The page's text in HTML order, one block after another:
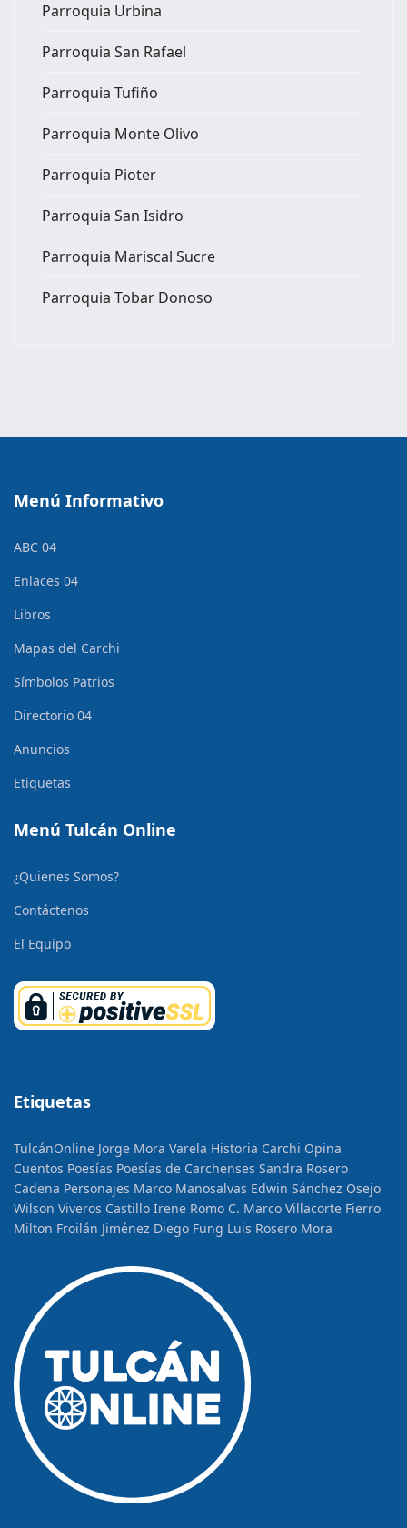
Parroquia Urbina
Parroquia San Rafael
Parroquia Tufiño
Parroquia Monte Olivo
Parroquia Pioter
Parroquia San Isidro
Parroquia Mariscal Sucre
Parroquia Tobar Donoso
Menú Informativo
ABC 04
Enlaces 04
Libros
Mapas del Carchi
Símbolos Patrios
Directorio 04
Anuncios
Etiquetas
Menú Tulcán Online
¿Quienes Somos?
Contáctenos
El Equipo
Etiquetas
TulcánOnline Jorge Mora Varela Historia Carchi Opina
Cuentos Poesías Poesías de Carchenses Sandra Rosero
Cadena Personajes Marco Manosalvas Edwin Sánchez Osejo
Wilson Viveros Castillo Irene Romo C. Marco Villacorte Fierro
Milton Froilán Jiménez Diego Fung Luis Rosero Mora